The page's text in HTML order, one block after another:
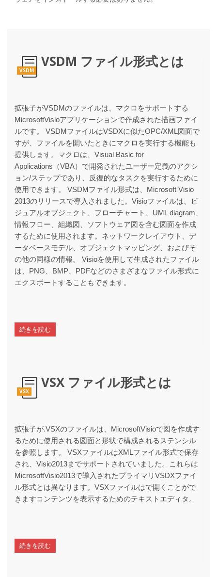
VSDM
VSDM ファイル形式とは
拡張子がVSDMのファイルは、マクロをサポートする
MicrosoftVisioアプリケーションで作成された描画ファイ
ルです。 VSDMファイルはVSDXに似たOPC/XML図面で
すが、ファイルを開いたときにマクロを実行する機能も
提供します。マクロは、Visual Basic for
Applications（VBA）で開発されたユーザー定義のアクシ
ョン/ステップであり、反復的なタスクを実行するために
使用できます。 VSDMファイル形式は、Microsoft Visio
2013のリリースで導入されました。Visioファイルは、ビ
ジュアルオブジェクト、フローチャート、UML diagram、
情報フロー、組織図、ソフトウェア図を含む図面を作成
するために使用されます。ネットワークレイアウト、デ
ータベースモデル、オブジェクトマッピング、およびそ
の他の同様の情報。 Visioを使用して生成されたファイル
は、PNG、BMP、PDFなどのさまざまなファイル形式に
エクスポートすることもできます。
続きを読む
VSX
VSX ファイル形式とは
拡張子が.VSXのファイルは、MicrosoftVisioで図を作成す
るために使用される図面と形状で構成されるステンシル
を参照します。 VSXファイルはXMLファイル形式で保存
され、Visio2013までサポートされていました。これらは
MicrosoftVisio2013で導入されたプライマリVSDXファイ
ル形式とは異なります。VSXファイルはで開くことがで
きますコンテンツを表示するためのテキストエディタ。
続きを読む